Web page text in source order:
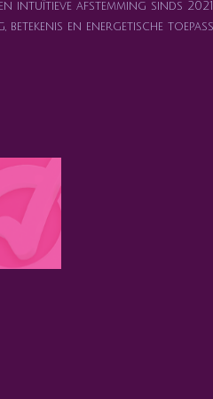
intuïtieve afstemming sinds
en energetische